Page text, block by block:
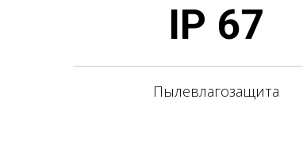
IP 67
Пылевлагозащита